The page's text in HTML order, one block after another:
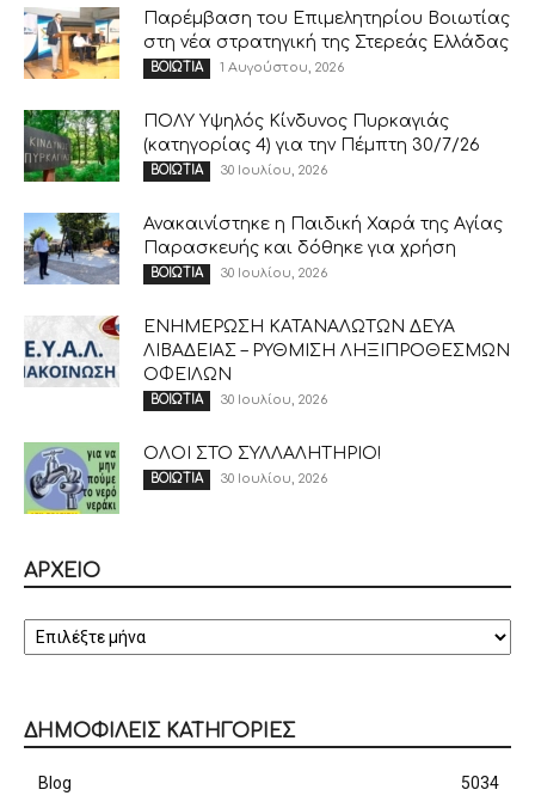
Παρέμβαση του Επιμελητηρίου Βοιωτίας
στη νέα στρατηγική της Στερεάς Ελλάδας
ΒΟΙΩΤΙΑ 1 Αυγούστου, 2026
ΠΟΛΥ Υψηλός Κίνδυνος Πυρκαγιάς
(κατηγορίας 4) για την Πέμπτη 30/7/26
ΒΟΙΩΤΙΑ 30 Ιουλίου, 2026
Ανακαινίστηκε η Παιδική Χαρά της Αγίας
Παρασκευής και δόθηκε για χρήση
ΒΟΙΩΤΙΑ 30 Ιουλίου, 2026
ΕΝΗΜΕΡΩΣΗ ΚΑΤΑΝΑΛΩΤΩΝ ΔΕΥΑ
ΛΙΒΑΔΕΙΑΣ – ΡΥΘΜΙΣΗ ΛΗΞΙΠΡΟΘΕΣΜΩΝ
ΟΦΕΙΛΩΝ
ΒΟΙΩΤΙΑ 30 Ιουλίου, 2026
ΟΛΟΙ ΣΤΟ ΣΥΛΛΑΛΗΤΗΡΙΟ!
ΒΟΙΩΤΙΑ 30 Ιουλίου, 2026
ΑΡΧΕΙΟ
ΑΡΧΕΙΟ
ΔΗΜΟΦΙΛΕΙΣ ΚΑΤΗΓΟΡΙΕΣ
Blog
5034